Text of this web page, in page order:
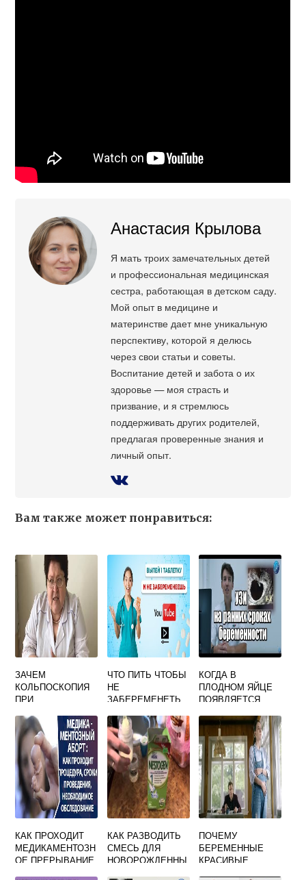
Анастасия Крылова
Я мать троих замечательных детей
и профессиональная медицинская
сестра, работающая в детском саду.
Мой опыт в медицине и
материнстве дает мне уникальную
перспективу, которой я делюсь
через свои статьи и советы.
Воспитание детей и забота о их
здоровье — моя страсть и
призвание, и я стремлюсь
поддерживать других родителей,
предлагая проверенные знания и
личный опыт.
Вам также может понравиться:
ЗАЧЕМ
КОЛЬПОСКОПИЯ
ПРИ
ЧТО ПИТЬ ЧТОБЫ
НЕ
ЗАБЕРЕМЕНЕТЬ
КОГДА В
ПЛОДНОМ ЯЙЦЕ
ПОЯВЛЯЕТСЯ
БЕРЕМЕННОСТИ
КАК ПРОХОДИТ
МЕДИКАМЕНТОЗН
ОЕ ПРЕРЫВАНИЕ
КАК РАЗВОДИТЬ
СМЕСЬ ДЛЯ
НОВОРОЖДЕННЫ
ПОЧЕМУ
БЕРЕМЕННЫЕ
КРАСИВЫЕ